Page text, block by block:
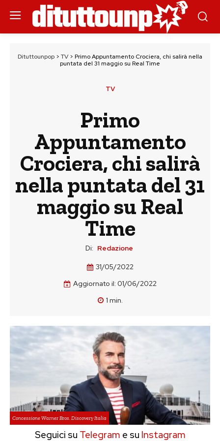
Dituttounpop > TV > Primo Appuntamento Crociera, chi salirà nella
puntata del 31 maggio su Real Time
TV
Primo
Appuntamento
Crociera, chi salirà
nella puntata del 31
maggio su Real
Time
Di: Redazione
31/05/2022
Aggiornato il: 01/06/2022
1 min.
Concessione Warner Bros. Discovery Italia
Seguici su Telegram e su Instagram